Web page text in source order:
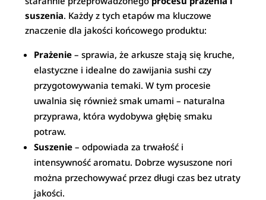
suszenia. Każdy z tych etapów ma kluczowe
znaczenie dla jakości końcowego produktu:
Prażenie – sprawia, że arkusze stają się kruche,
elastyczne i idealne do zawijania sushi czy
przygotowywania temaki. W tym procesie
uwalnia się również smak umami – naturalna
przyprawa, która wydobywa głębię smaku
potraw.
Suszenie – odpowiada za trwałość i
intensywność aromatu. Dobrze wysuszone nori
można przechowywać przez długi czas bez utraty
jakości.